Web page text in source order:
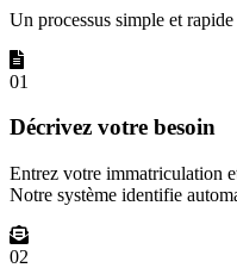
Un processus simple et rapide
01
Décrivez votre besoin
Entrez votre immatriculation
Notre système identifie
02